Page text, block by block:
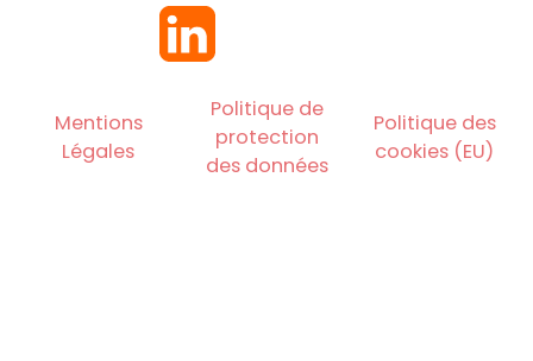
Mentions
Légales
Politique de
protection
des données
Politique des
cookies (EU)